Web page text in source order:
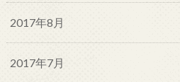
2017年8月
2017年7月